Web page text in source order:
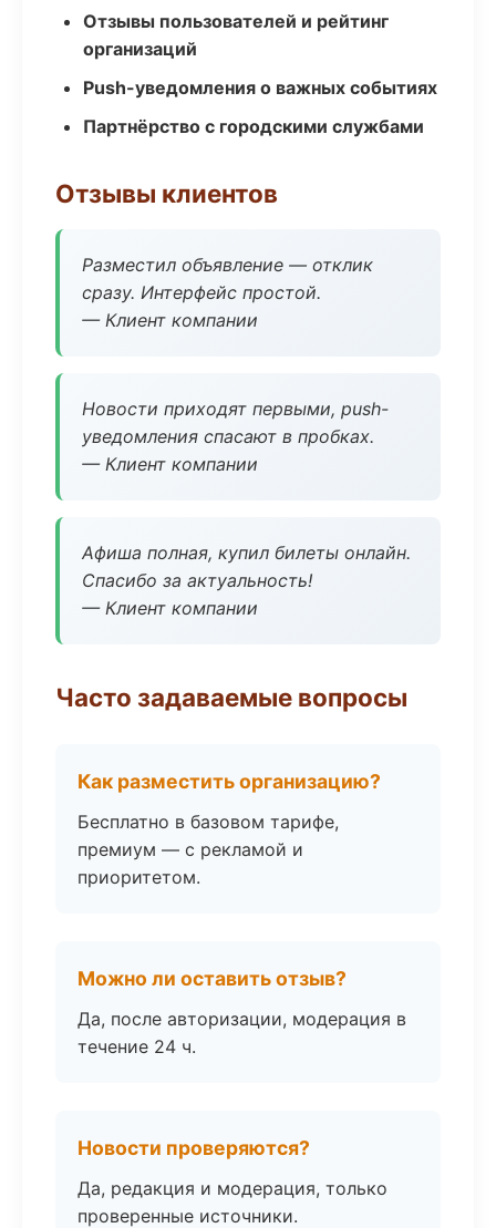
Отзывы пользователей и рейтинг
организаций
Push-уведомления о важных событиях
Партнёрство с городскими службами
Отзывы клиентов
Разместил объявление — отклик
сразу. Интерфейс простой.
— Клиент компании
Новости приходят первыми, push-
уведомления спасают в пробках.
— Клиент компании
Афиша полная, купил билеты онлайн.
Спасибо за актуальность!
— Клиент компании
Часто задаваемые вопросы
Как разместить организацию?
Бесплатно в базовом тарифе,
премиум — с рекламой и
приоритетом.
Можно ли оставить отзыв?
Да, после авторизации, модерация в
течение 24 ч.
Новости проверяются?
Да, редакция и модерация, только
проверенные источники.